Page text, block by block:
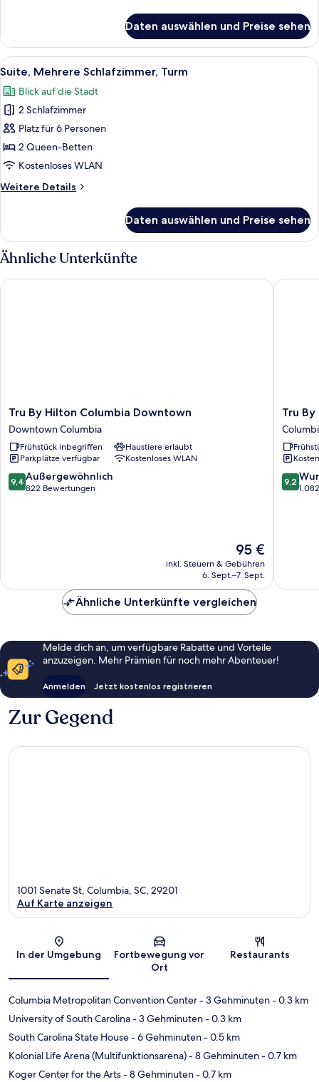
barrierearm,
Terrasse
Daten auswählen und Preise sehen
Alle
Fotos
für
Suite,
Mehrere
Schlafzimmer,
Turm
Ein modernes Wohnzimmer mit
5
Suite, Mehrere Schlafzimmer, Turm
Blick auf die Stadt
2 Schlafzimmer
Platz für 6 Personen
2 Queen-Betten
Kostenloses WLAN
Weitere Details
Weitere
Mehrere
Schlafzimmer,
Turm
Daten auswählen und Preise sehen
Ähnliche Unterkünfte
Tru
By
Hilton
Columbia
Downtown
Downtown
Columbia
Tru By Hilton Columbia Downtown
Downtown Columbia
Frühstück inbegriffen
Haustiere erlaubt
Parkplätze verfügbar
Kostenloses WLAN
9.4
von
9,4 Außergewöhnlich
822 Bewertungen
Der
Preis
beträgt
95 €
inkl. Steuern & Gebühren
6. Sept.–7. Sept.
Tru By Hilton Columbia Downtown
Tru
By
Hilton
Tru
9.2
von
9,2
Tru By
Ähnliche Unterkünfte vergleichen
Melde dich an, um verfügbare Rabatte und Vorteile
anzuzeigen. Mehr Prämien für noch mehr Abenteuer!
Anmelden Jetzt kostenlos registrieren
Zur Gegend
Karte
1001 Senate St, Columbia, SC, 29201
Auf Karte anzeigen
In der Umgebung
Fortbewegung vor
Ort
Restaurants
Columbia Metropolitan Convention Center- 3 Gehminuten- 0.3 km
University of South Carolina- 3 Gehminuten- 0.3 km
South Carolina State House- 6 Gehminuten- 0.5 km
Kolonial Life Arena (Multifunktionsarena)- 8 Gehminuten- 0.7 km
Koger Center for the Arts- 8 Gehminuten- 0.7 km